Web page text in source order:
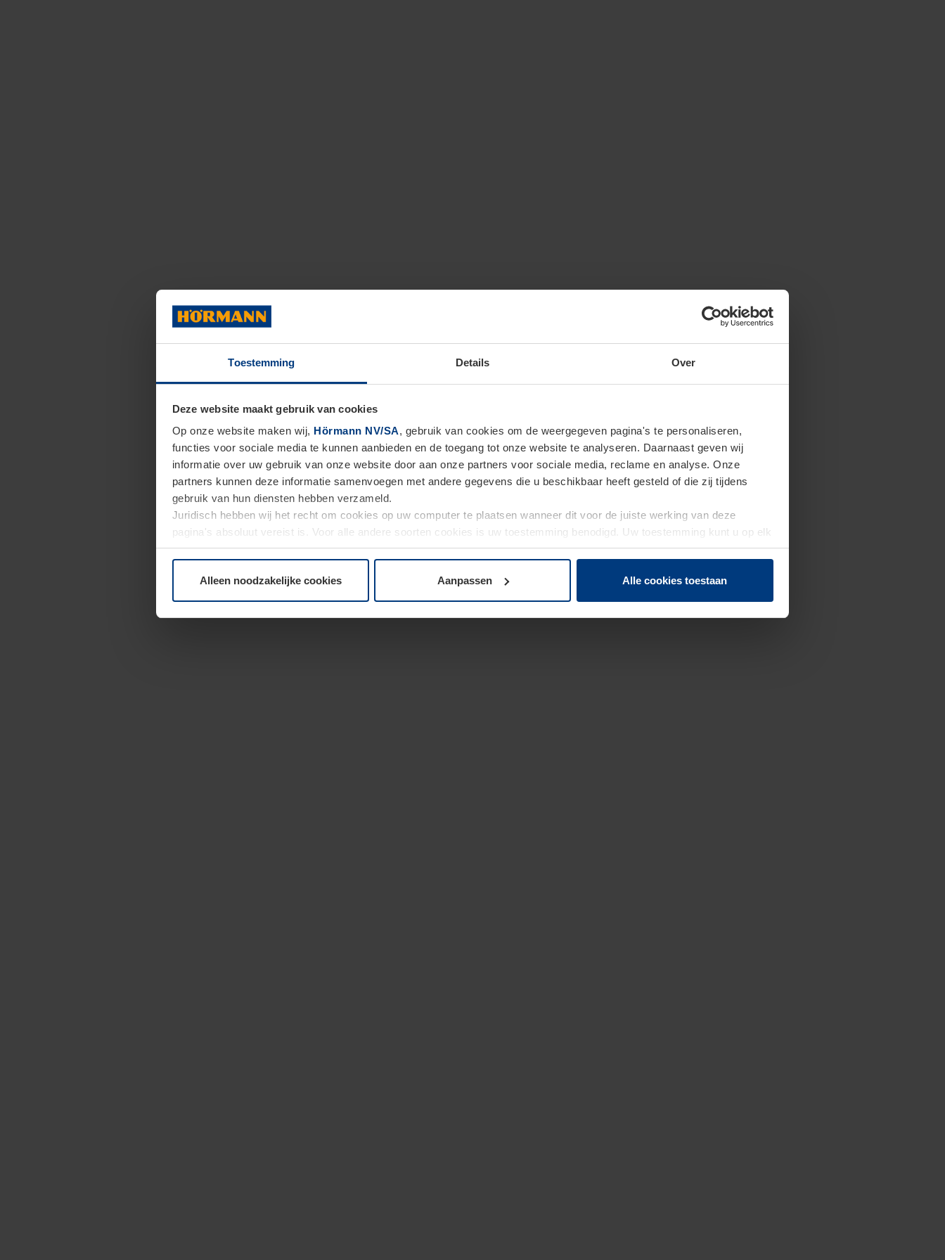
Toestemming Details Over
Deze website maakt gebruik van cookies
Op onze website maken wij, Hörmann NV/SA, gebruik van cookies om de weergegeven pagina's te personaliseren,
functies voor sociale media te kunnen aanbieden en de toegang tot onze website te analyseren. Daarnaast geven wij
informatie over uw gebruik van onze website door aan onze partners voor sociale media, reclame en analyse. Onze
partners kunnen deze informatie samenvoegen met andere gegevens die u beschikbaar heeft gesteld of die zij tijdens
gebruik van hun diensten hebben verzameld.
Juridisch hebben wij het recht om cookies op uw computer te plaatsen wanneer dit voor de juiste werking van deze
pagina's absoluut vereist is. Voor alle andere soorten cookies is uw toestemming benodigd. Uw toestemming kunt u op elk
moment bij de uitleg van de cookies op paginaPrivacyverklaringop onze website wijzigen of herroepen.
Alleen noodzakelijke cookies Aanpassen Alle cookies toestaan